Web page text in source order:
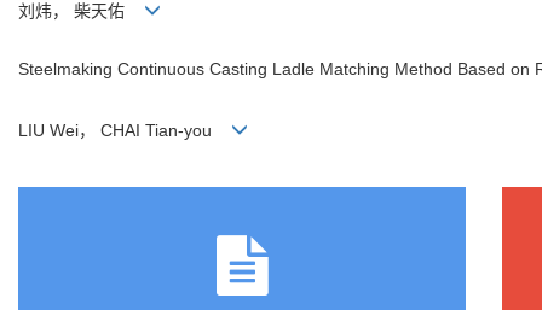
刘炜， 柴天佑
Steelmaking Continuous Casting Ladle Matching Method Based on
LIU Wei， CHAI Tian-you